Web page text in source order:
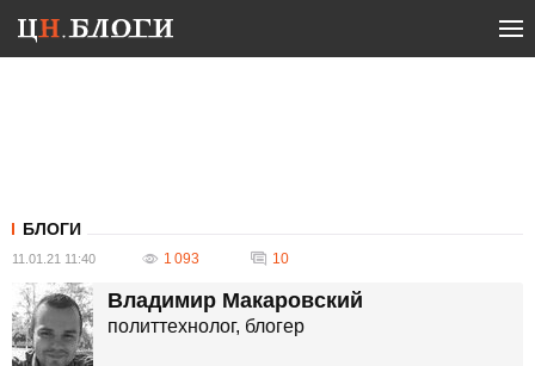
БЛОГИ
11.01.21 11:40 1 093 10
Владимир Макаровский
политтехнолог, блогер